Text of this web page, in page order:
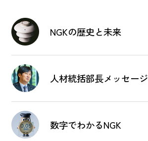
NGKの歴史と未来
人材統括部長メッセージ
数字でわかるNGK